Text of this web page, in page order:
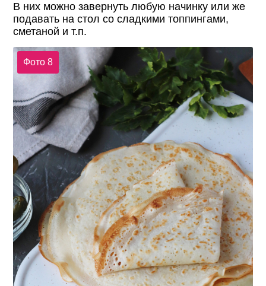
В них можно завернуть любую начинку или же
подавать на стол со сладкими топпингами,
сметаной и т.п.
Фото 8